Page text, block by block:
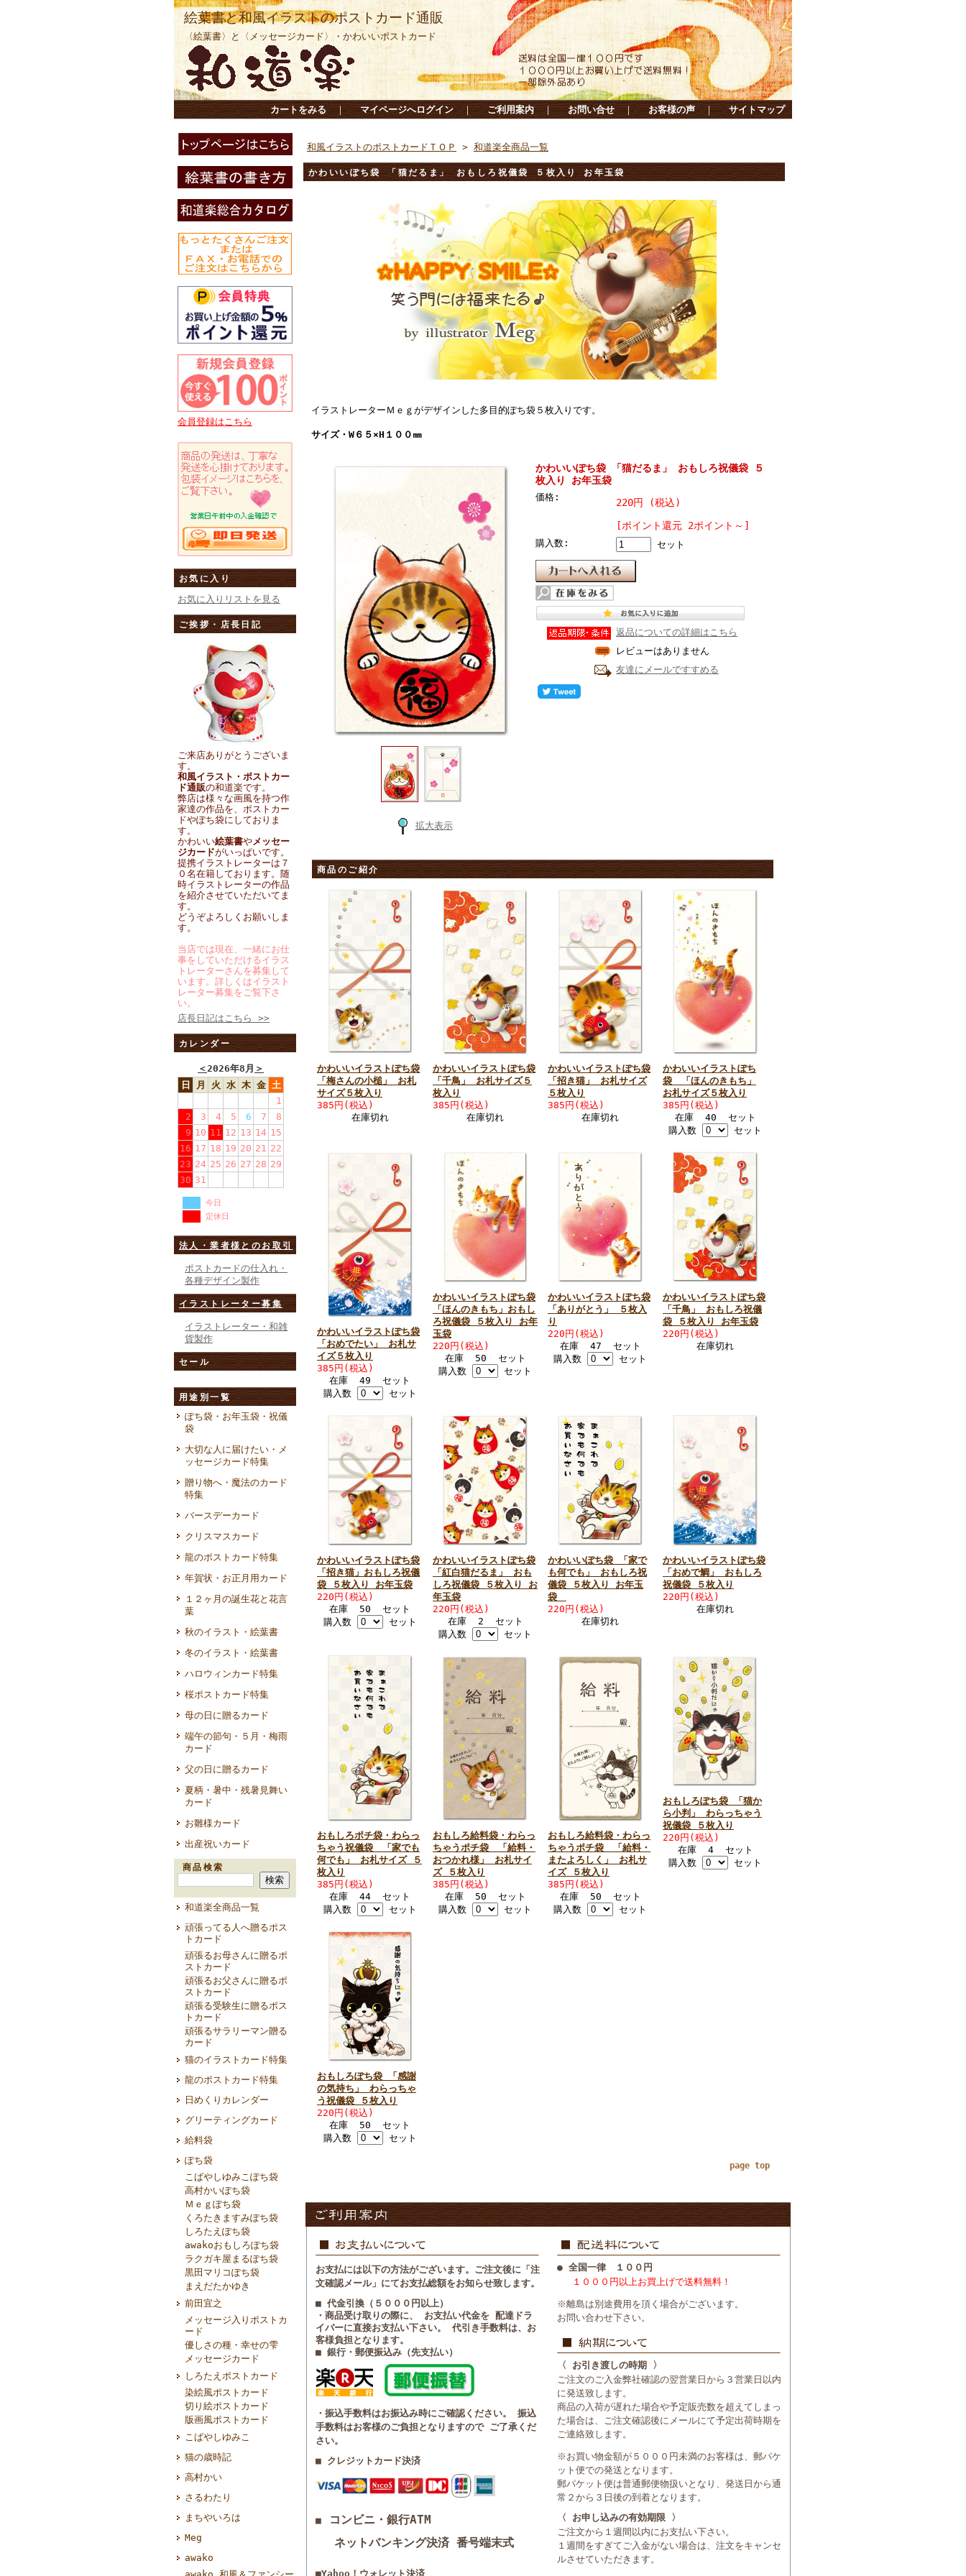
絵葉書と和風イラストのポストカード通販
〈絵葉書〉と〈メッセージカード〉・かわいいポストカード
カートをみる ｜ マイページへログイン ｜ ご利用案内 ｜ お問い合せ ｜ お客様の声 ｜ サイトマップ
会員登録はこちら
お気に入り
お気に入りリストを見る
ご挨拶・店長日記
ご来店ありがとうございま
す。
和風イラスト・ポストカー
ド通販の和道楽です。
弊店は様々な画風を持つ作
家達の作品を、ポストカー
ドやぽち袋にしておりま
す。
かわいい絵葉書やメッセー
ジカードがいっぱいです。
提携イラストレーターは７
０名在籍しております。随
時イラストレーターの作品
を紹介させていただいてま
す。
どうぞよろしくお願いしま
す。
当店では現在、一緒にお仕
事をしていただけるイラス
トレーターさんを募集して
います。詳しくはイラスト
レーター募集をご覧下さ
い。
店長日記はこちら >>
カレンダー
＜2026年8月 ＞
日
月 火 水 木 金 土
1
2
3 4 5 6 7
8
9 10 11 12 13 14 15
16 17 18 19 20 21 22
23 24 25 26 27 28 29
30 31
今日
定休日
法人・業者様とのお取引
ポストカードの仕入れ・
各種デザイン製作
イラストレーター募集
イラストレーター・和雑
貨製作
セール
用途別一覧
ぽち袋・お年玉袋・祝儀
袋
大切な人に届けたい・メ
ッセージカード特集
贈り物へ・魔法のカード
特集
バースデーカード
クリスマスカード
龍のポストカード特集
年賀状・お正月用カード
１２ヶ月の誕生花と花言
葉
秋のイラスト・絵葉書
冬のイラスト・絵葉書
ハロウィンカード特集
桜ポストカード特集
母の日に贈るカード
端午の節句・５月・梅雨
カード
父の日に贈るカード
夏柄・暑中・残暑見舞い
カード
お雛様カード
出産祝いカード
商品検索
和道楽全商品一覧
頑張ってる人へ贈るポス
トカード
頑張るお母さんに贈るポ
ストカード
頑張るお父さんに贈るポ
ストカード
頑張る受験生に贈るポス
トカード
頑張るサラリーマン贈る
カード
猫のイラストカード特集
龍のポストカード特集
日めくりカレンダー
グリーティングカード
給料袋
ぽち袋
こばやしゆみこぽち袋
高村かいぽち袋
Ｍｅｇぽち袋
くろたきますみぽち袋
しろたえぽち袋
awakoおもしろぽち袋
ラクガキ屋まるぽち袋
黒田マリコぽち袋
まえだたかゆき
前田宜之
メッセージ入りポストカ
ード
優しさの種・幸せの雫
メッセージカード
しろたえポストカード
染絵風ポストカード
切り絵ポストカード
版画風ポストカード
こばやしゆみこ
猫の歳時記
高村かい
さるわたり
まちやいろは
Meg
awako
和風イラストのポストカードＴＯＰ > 和道楽全商品一覧
かわいいぽち袋 「猫だるま」 おもしろ祝儀袋 ５枚入り お年玉袋
イラストレーターＭｅｇがデザインした多目的ぽち袋５枚入りです。
サイズ・W６５×H１００㎜
拡大表示
かわいいぽち袋 「猫だるま」 おもしろ祝儀袋 ５
枚入り お年玉袋
価格:
220円 (税込)
[ポイント還元 2ポイント～]
購入数: セット
返品についての詳細はこちら
レビューはありません
友達にメールですすめる
商品のご紹介
かわいいイラストぽち袋
「梅さんの小槌」 お札
サイズ５枚入り
385円(税込)
在庫切れ
かわいいイラストぽち袋
「千鳥」 お札サイズ５
枚入り
385円(税込)
在庫切れ
かわいいイラストぽち袋
「招き猫」 お札サイズ
５枚入り
385円(税込)
在庫切れ
かわいいイラストぽち
袋 「ほんのきもち」
お札サイズ５枚入り
385円(税込)
在庫 40 セット
購入数
セット
かわいいイラストぽち袋
「おめでたい」 お札サ
イズ５枚入り
385円(税込)
在庫 49 セット
購入数
セット
かわいいイラストぽち袋
「ほんのきもち」おもし
ろ祝儀袋 ５枚入り お年
玉袋
220円(税込)
在庫 50 セット
購入数
セット
かわいいイラストぽち袋
「ありがとう」 ５枚入
り
220円(税込)
在庫 47 セット
購入数
セット
かわいいイラストぽち袋
「千鳥」 おもしろ祝儀
袋 ５枚入り お年玉袋
220円(税込)
在庫切れ
かわいいイラストぽち袋
「招き猫」おもしろ祝儀
袋 ５枚入り お年玉袋
220円(税込)
在庫 50 セット
購入数
セット
かわいいイラストぽち袋
「紅白猫だるま」 おも
しろ祝儀袋 ５枚入り お
年玉袋
220円(税込)
在庫 2 セット
購入数
セット
かわいいぽち袋 「家で
も何でも」 おもしろ祝
儀袋 ５枚入り お年玉
袋
220円(税込)
在庫切れ
かわいいイラストぽち袋
「おめで鯛」 おもしろ
祝儀袋 ５枚入り
220円(税込)
在庫切れ
おもしろポチ袋・わらっ
ちゃう祝儀袋 「家でも
何でも」 お札サイズ ５
枚入り
385円(税込)
在庫 44 セット
購入数
セット
おもしろ給料袋・わらっ
ちゃうポチ袋 「給料・
おつかれ様」 お札サイ
ズ ５枚入り
385円(税込)
在庫 50 セット
購入数
セット
おもしろ給料袋・わらっ
ちゃうポチ袋 「給料・
またよろしく」 お札サ
イズ ５枚入り
385円(税込)
在庫 50 セット
購入数
セット
おもしろぽち袋 「猫か
ら小判」 わらっちゃう
祝儀袋 ５枚入り
220円(税込)
在庫 4 セット
購入数
セット
おもしろぽち袋 「感謝
の気持ち」 わらっちゃ
う祝儀袋 ５枚入り
220円(税込)
在庫 50 セット
購入数
セット
page top
お支払には以下の方法がございます。ご注文後に「注
文確認メール」にてお支払総額をお知らせ致します。
■ 代金引換（５０００円以上）
・商品受け取りの際に、 お支払い代金を 配達ドラ
イバーに直接お支払い下さい。 代引き手数料は、お
客様負担となります。
■ 銀行・郵便振込み（先支払い）
・振込手数料はお振込み時にご確認ください。 振込
手数料はお客様のご負担となりますので ご了承くだ
さい。
■ クレジットカード決済
■
コンビニ・銀行ATM
ネットバンキング決済 番号端末式
■Yahoo！ウォレット決済
● 全国一律 １００円
１０００円以上お買上げで送料無料！
※離島は別途費用を頂く場合がございます。
お問い合わせ下さい。
〈 お引き渡しの時期 〉
ご注文のご入金弊社確認の翌営業日から３営業日以内
に発送致します。
商品の入荷が遅れた場合や予定販売数を超えてしまっ
た場合は、ご注文確認後にメールにて予定出荷時期を
ご連絡致します。
※お買い物金額が５０００円未満のお客様は、郵パケ
ット便での発送となります。
郵パケット便は普通郵便物扱いとなり、発送日から通
常２から３日後の到着となります。
〈 お申し込みの有効期限 〉
ご注文から１週間以内にお支払い下さい。
１週間をすぎてご入金がない場合は、注文をキャンセ
ルさせていただきます。